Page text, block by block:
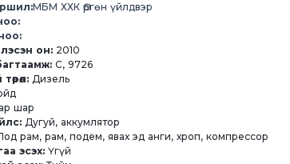
МБМ ХХК Өргөн үйлдвэр
он: 2010
С, 9726
Дизель
шар
Дугуй, аккумлятор
рам, рам, подем, явах эд анги, хроп, компрессор
эсэх: Үгүй